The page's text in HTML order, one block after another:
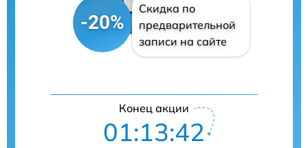
-20%
Скидка по
предварительной
записи на сайте
Конец акции
01:13:42